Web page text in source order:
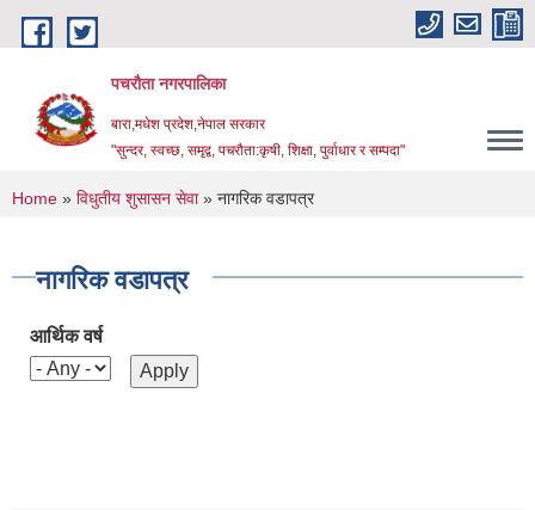
Skip to main content
पचरौता नगरपालिका
बारा,मधेश प्रदेश,नेपाल सरकार
"सुन्दर, स्वच्छ, समृद्व, पचरौता:कृषी, शिक्षा, पुर्वाधार र सम्पदा"
You are here
Home » विधुतीय शुसासन सेवा» नागरिक वडापत्र
नागरिक वडापत्र
आर्थिक वर्ष